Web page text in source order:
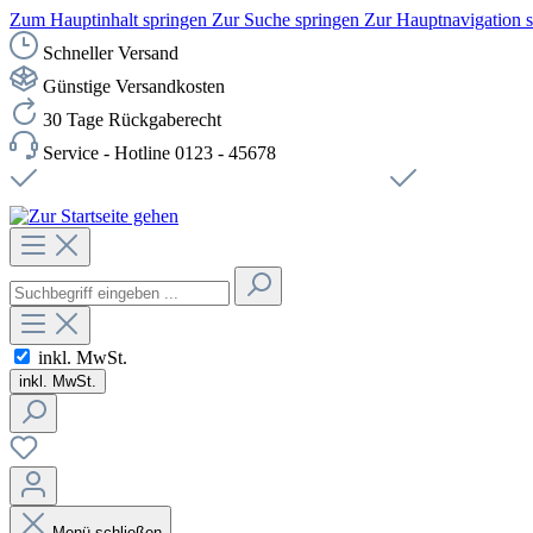
Zum Hauptinhalt springen Zur Suche springen Zur Hauptnavigation
Schneller Versand
Günstige Versandkosten
30 Tage Rückgaberecht
Service - Hotline 0123 - 45678
inkl. MwSt.
inkl. MwSt.